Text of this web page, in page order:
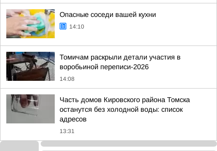
Опасные соседи вашей кухни
14:10
Томичам раскрыли детали участия в
воробьиной переписи-2026
14:08
Часть домов Кировского района Томска
останутся без холодной воды: список
адресов
13:31